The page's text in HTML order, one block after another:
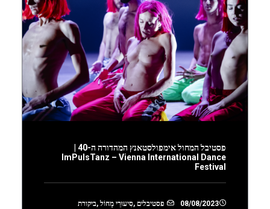
ImPulsTanz – Vienna International Dance
Festival
08/08/2023 פסטיבלים ,סִיעוּרֵי מָחוֹל ,ביקורת